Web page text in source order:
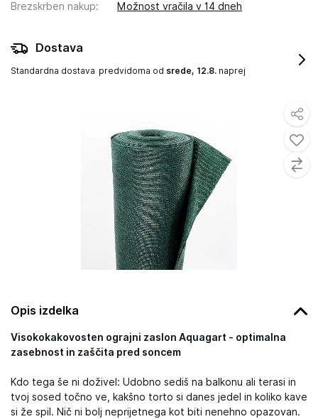
Opis izdelka
Visokokakovosten ograjni zaslon Aquagart - optimalna
zasebnost in zaščita pred soncem
Kdo tega še ni doživel: Udobno sediš na balkonu ali terasi in
tvoj sosed točno ve, kakšno torto si danes jedel in koliko kave
si že spil. Nič ni bolj neprijetnega kot biti nenehno opazovan.
Brezskrben nakup: Možnost vračila v 14 dneh
Dostava
Standardna dostava predvidoma od srede, 12.8. naprej